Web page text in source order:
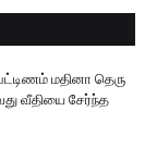
மதினா தெரு
வீதியை சேர்ந்த